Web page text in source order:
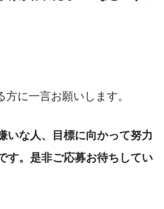
に一言お願いします。
いな人、目標に向かって努力
す。是非ご応募お待ちしてい